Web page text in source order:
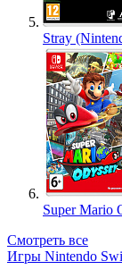
Stray
Super Mario
Смотреть все
Игры Nintendo